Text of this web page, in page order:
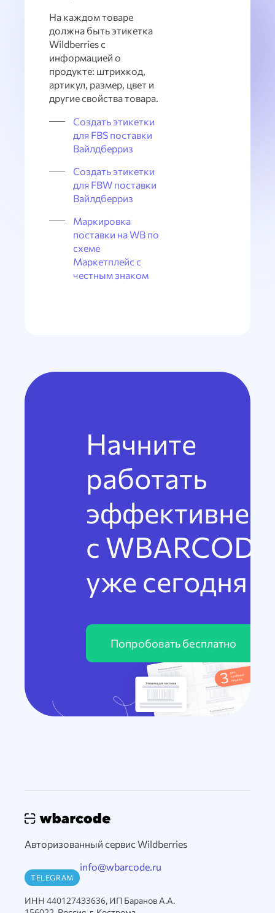
На каждом товаре
должна быть этикетка
Wildberries с
информацией о
продукте: штрихкод,
артикул, размер, цвет и
другие свойства товара.
Создать этикетки
для FBS поставки
Вайлдберриз
Создать этикетки
для FBW поставки
Вайлдберриз
Маркировка
поставки на WB по
схеме
Маркетплейс с
честным знаком
Начните
работать
эффективнее
с WBARCODE
уже сегодня
Попробовать бесплатно
Авторизованный сервис Wildberries
TELEGRAM
info@wbarcode.ru
ИНН 440127433636, ИП Баранов А.А.